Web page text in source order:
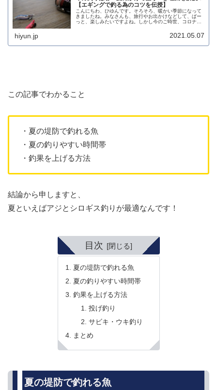
【エギングで釣る為のコツを伝授】
こんにちわ、ひゆんです。そろそろ、暖かい季節になって
きましたね。みなさんも、旅行やお出かけなどして、ぱー
っと、楽しみたいですよね。しかし今のご時世、コロナで
hiyun.jp 2021.05.07
この記事でわかること
・夏の堤防で釣れる魚
・夏の釣りやすい時間帯
・釣果を上げる方法
結論から申しますと、
夏といえばアジとシロギス釣りが最適なんです！
目次
夏の堤防で釣れる魚
夏の釣りやすい時間帯
釣果を上げる方法
投げ釣り
サビキ・ウキ釣り
まとめ
夏の堤防で釣れる魚